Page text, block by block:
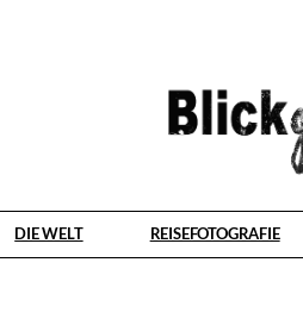
DIE WELT REISEFOTOGRAFIE